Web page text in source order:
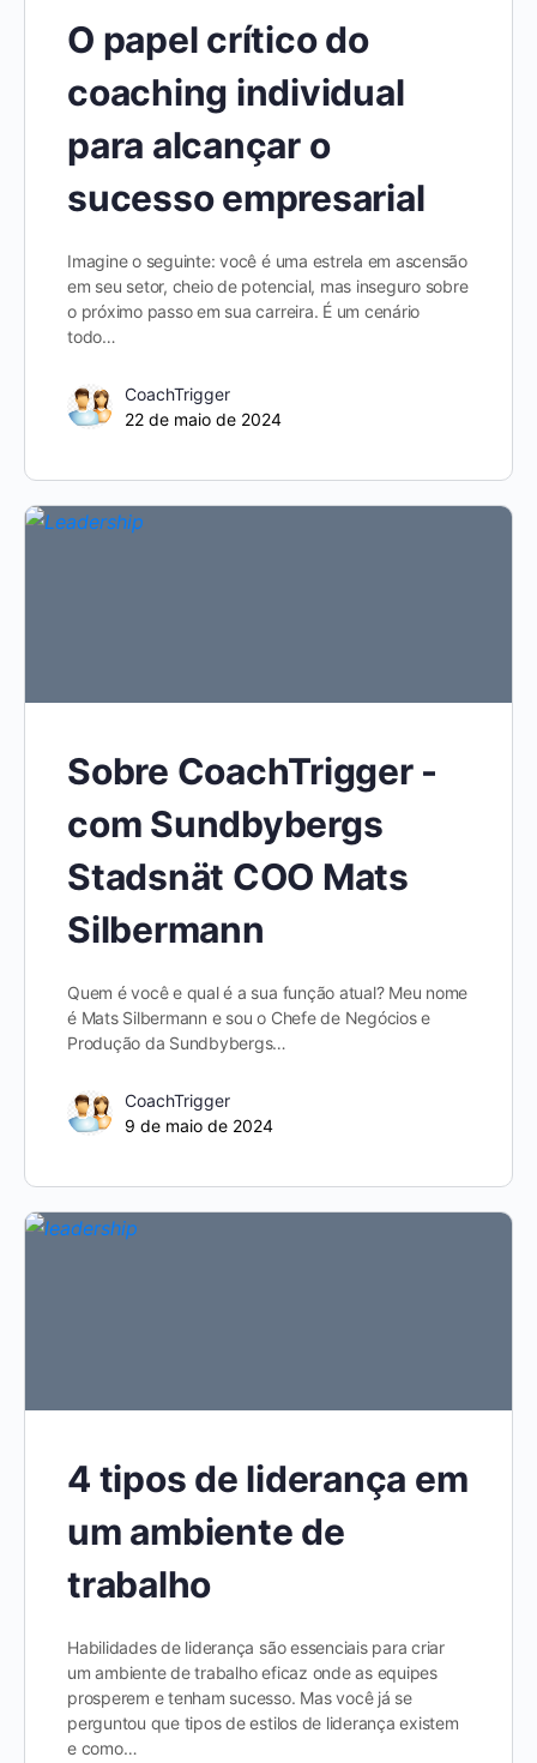
O papel crítico do
coaching individual
para alcançar o
sucesso empresarial
Imagine o seguinte: você é uma estrela em ascensão
em seu setor, cheio de potencial, mas inseguro sobre
o próximo passo em sua carreira. É um cenário
todo…
CoachTrigger
22 de maio de 2024
Sobre CoachTrigger -
com Sundbybergs
Stadsnät COO Mats
Silbermann
Quem é você e qual é a sua função atual? Meu nome
é Mats Silbermann e sou o Chefe de Negócios e
Produção da Sundbybergs…
CoachTrigger
9 de maio de 2024
4 tipos de liderança em
um ambiente de
trabalho
Habilidades de liderança são essenciais para criar
um ambiente de trabalho eficaz onde as equipes
prosperem e tenham sucesso. Mas você já se
perguntou que tipos de estilos de liderança existem
e como…